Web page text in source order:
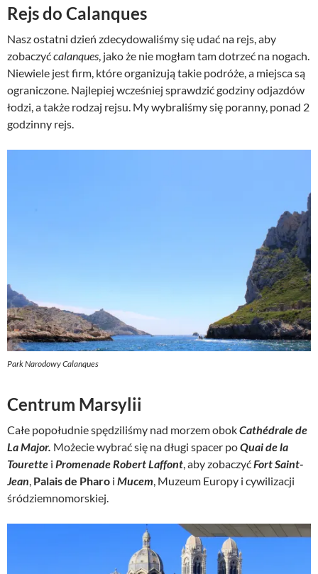
Rejs do Calanques
Nasz ostatni dzień zdecydowaliśmy się udać na rejs, aby
zobaczyćcalanques, jako że nie mogłam tam dotrzeć na nogach.
Niewiele jest firm, które organizują takie podróże, a miejsca są
ograniczone. Najlepiej wcześniej sprawdzić godziny odjazdów
łodzi, a także rodzaj rejsu. My wybraliśmy się poranny, ponad 2
godzinny rejs.
Park Narodowy Calanques
Centrum Marsylii
Całe popołudnie spędziliśmy nad morzem obokCathédrale de
La Major. Możecie wybrać się na długi spacer poQuai de la
Tourette i Promenade Robert Laffont, aby zobaczyćFort Saint-
Jean, Palais de Pharo i Mucem, Muzeum Europy i cywilizacji
śródziemnomorskiej.